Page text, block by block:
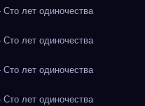
лет одиночества
лет одиночества
лет одиночества
лет одиночества